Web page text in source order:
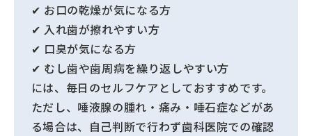
✔ お口の乾燥が気になる方
✔ 入れ歯が擦れやすい方
✔ 口臭が気になる方
✔ むし歯や歯周病を繰り返しやすい方
には、毎日のセルフケアとしておすすめです。
ただし、唾液腺の腫れ・痛み・唾石症などがあ
る場合は、自己判断で行わず歯科医院での確認